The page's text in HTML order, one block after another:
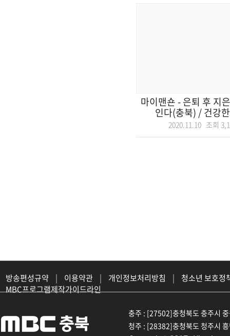
마이맨숀 - 은퇴 후 지
인다(충북) / 건강
2020.11.10 조회
방송편성규약 | 이용약관 | 개인정보처리방침 |
청소년 보호정
MBC프로그램제작가이드라인
충주 : [27502]충청북도 충주시
청주 : [28382]충청북도 청주시